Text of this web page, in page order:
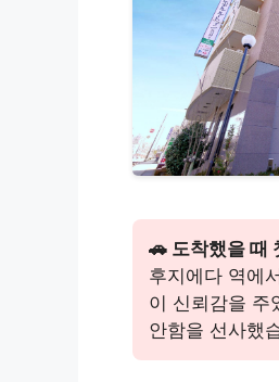
🚗 도착했을 때
후지에다 역에
이 신뢰감을 주
안함을 선사했